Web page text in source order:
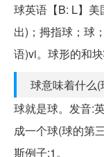
球英语【B: L】
出)；拇指球；球
语)vi。球形的和
球意味着什么
球就是球。发音:
成一个球(球的第
斯例子:1。